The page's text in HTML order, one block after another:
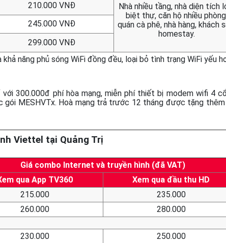
210.000 VNĐ
Nhà nhiều tầng, nhà diện tích
biệt thự, căn hộ nhiều
quán cà phê, nhà hàng, khách
homestay.
245.000 VNĐ
299.000 VNĐ
năng phủ sóng WiFi đồng đều, loại bỏ tình trạng WiFi yếu
300.000đ phí hòa mạng, miễn phí thiết bị modem wifi 4
gói MESHVTx. Hoà mạng trả trước 12 tháng được tặng thêm
Viettel tại Quảng Trị
Giá combo Internet và truyền hình (đã VAT)
qua App TV360
Xem qua đầu thu HD
215.000
235.000
260.000 280.000
230.000
250.000